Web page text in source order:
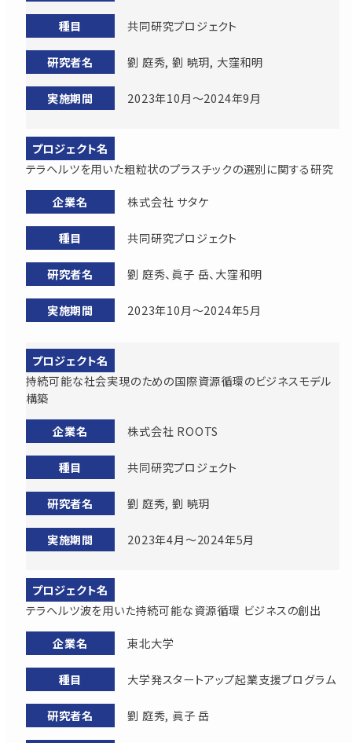
共同研究プロジェクト
劉 庭秀, 劉 暁玥, 大窪和明
2023年10月～2024年9月
テラヘルツを用いた粗粒状のプラスチックの選別に関する研究
株式会社 サタケ
共同研究プロジェクト
劉 庭秀、眞子 岳、大窪和明
2023年10月～2024年5月
持続可能な社会実現のための国際資源循環のビジネスモデル
構築
株式会社 ROOTS
共同研究プロジェクト
劉 庭秀, 劉 暁玥
2023年4月～2024年5月
テラヘルツ波を用いた持続可能な資源循環 ビジネスの創出
東北大学
大学発スタートアップ起業支援プログラム
劉 庭秀, 眞子 岳